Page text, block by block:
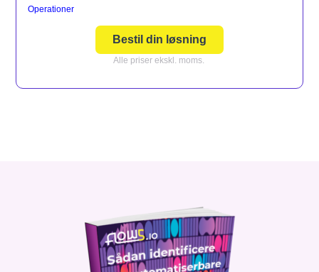
Operationer
Bestil din løsning
Alle priser ekskl. moms.